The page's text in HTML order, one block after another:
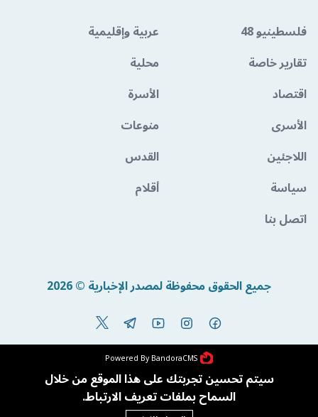
فلسطينيو 48
عربية وإقليمية
تقارير خاصة
محلية
اقتصاد
الأسرة
الأسرى
منوعات
اللاجئين
القدس
سياسة
أقلام
اتصل بنا
جميع الحقوق محفوظة لمصدر الإخبارية © 2026
Powered By BandoraCMS
سيتم تحسين تجربتك على هذا الموقع من خلال
السماح بملفات تعريف الارتباط.